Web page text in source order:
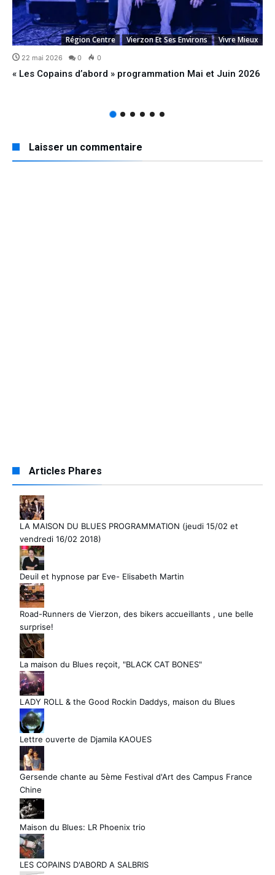
Région Centre Vierzon Et Ses Environs Vivre Mieux
22 mai 2026 0 0
« Les Copains d’abord » programmation Mai et Juin 2026
Laisser un commentaire
Articles Phares
LA MAISON DU BLUES PROGRAMMATION (jeudi 15/02 et
vendredi 16/02 2018)
Deuil et hypnose par Eve- Elisabeth Martin
Road-Runners de Vierzon, des bikers accueillants , une belle
surprise!
La maison du Blues reçoit, "BLACK CAT BONES"
LADY ROLL & the Good Rockin Daddys, maison du Blues
Lettre ouverte de Djamila KAOUES
Gersende chante au 5ème Festival d'Art des Campus France
Chine
Maison du Blues: LR Phoenix trio
LES COPAINS D'ABORD A SALBRIS